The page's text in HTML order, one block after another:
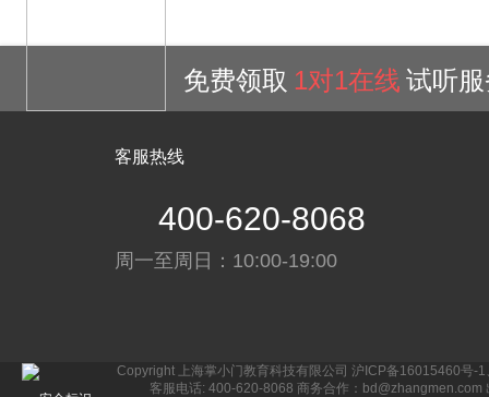
免费领取 1对1在线 试听
客服热线
400-620-8068
周一至周日：10:00-19:00
Copyright 上海掌小门教育科技有限公司 沪ICP备16015460号-
客服电话: 400-620-8068 商务合作：bd@zhangmen.com